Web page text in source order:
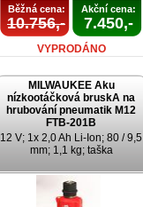
Běžná cena:
10.756,-
Akční cena:
7.450,-
VYPRODÁNO
MILWAUKEE Aku
nízkootáčková bruskA na
hrubování pneumatik M12
FTB-201B
12 V; 1x 2,0 Ah Li-Ion; 80 / 9,5
mm; 1,1 kg; taška